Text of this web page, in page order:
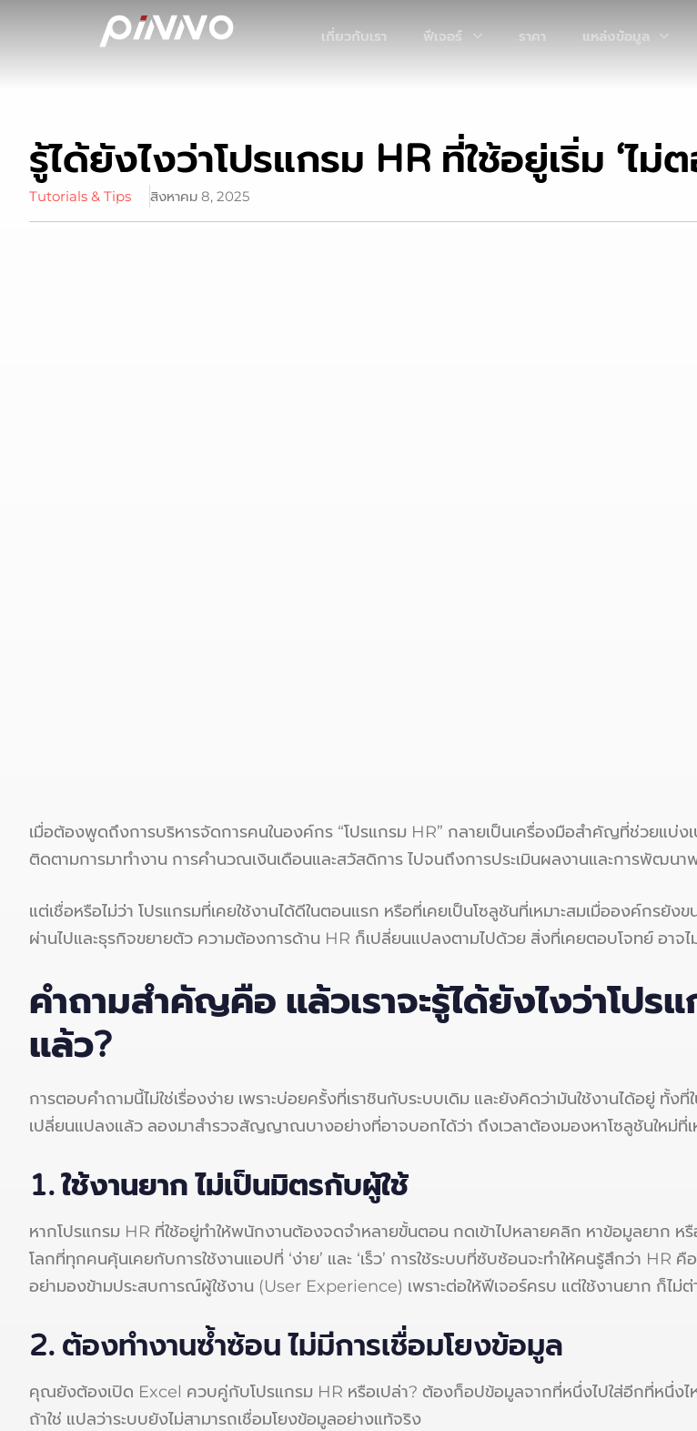
เกี่ยวกับเรา ฟีเจอร์ ราคา แหล่งข้อมูล
รู้ได้ยังไงว่าโปรแกรม HR ที่ใช้อยู่เริ่ม ‘ไม่
Tutorials & Tips สิงหาคม 8, 2025
เมื่อต้องพูดถึงการบริหารจัดการคนในองค์กร “โปรแกรม HR” กลายเป็นเครื่องมือสำคัญที่ช่วยแบ่
ติดตามการมาทำงาน การคำนวณเงินเดือนและสวัสดิการ ไปจนถึงการประเมินผลงานและการพัฒนา
แต่เชื่อหรือไม่ว่า โปรแกรมที่เคยใช้งานได้ดีในตอนแรก หรือที่เคยเป็นโซลูชันที่เหมาะสมเมื่อองค์กรยั
ผ่านไปและธุรกิจขยายตัว ความต้องการด้าน HR ก็เปลี่ยนแปลงตามไปด้วย สิ่งที่เคยตอบโจทย์ อาจไ
คำถามสำคัญคือ แล้วเราจะรู้ได้ยังไงว่าโปร
แล้ว?
การตอบคำถามนี้ไม่ใช่เรื่องง่าย เพราะบ่อยครั้งที่เราชินกับระบบเดิม และยังคิดว่ามันใช้งานได้อยู่
เปลี่ยนแปลงแล้ว ลองมาสำรวจสัญญาณบางอย่างที่อาจบอกได้ว่า ถึงเวลาต้องมองหาโซลูชันใหม่ที่
1. ใช้งานยาก ไม่เป็นมิตรกับผู้ใช้
หากโปรแกรม HR ที่ใช้อยู่ทำให้พนักงานต้องจดจำหลายขั้นตอน กดเข้าไปหลายคลิก หาข้อมูลยาก ห
โลกที่ทุกคนคุ้นเคยกับการใช้งานแอปที่ ‘ง่าย’ และ ‘เร็ว’ การใช้ระบบที่ซับซ้อนจะทำให้คนรู้สึกว่า HR คือ
อย่ามองข้ามประสบการณ์ผู้ใช้งาน (User Experience) เพราะต่อให้ฟีเจอร์ครบ แต่ใช้งานยาก ก็ไม่ต่
2. ต้องทำงานซ้ำซ้อน ไม่มีการเชื่อมโยงข้อมูล
คุณยังต้องเปิด Excel ควบคู่กับโปรแกรม HR หรือเปล่า? ต้องก็อปข้อมูลจากที่หนึ่งไปใส่อีกที่หนึ่งไ
ถ้าใช่ แปลว่าระบบยังไม่สามารถเชื่อมโยงข้อมูลอย่างแท้จริง